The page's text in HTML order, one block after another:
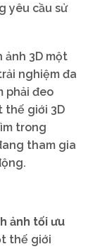
yêu cầu sử
ảnh 3D một
nghiệm đa
phải đeo
thế giới 3D
trong
tham gia
ảnh tối ưu
thế giới